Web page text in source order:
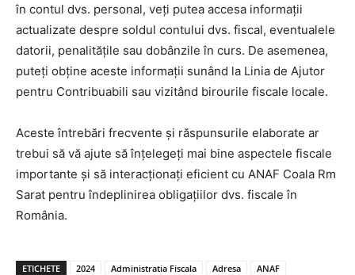
în contul dvs. personal, veți putea accesa informații
actualizate despre soldul contului dvs. fiscal, eventualele
datorii, penalitățile sau dobânzile în curs. De asemenea,
puteți obține aceste informații sunând la Linia de Ajutor
pentru Contribuabili sau vizitând birourile fiscale locale.
Aceste întrebări frecvente și răspunsurile elaborate ar
trebui să vă ajute să înțelegeți mai bine aspectele fiscale
importante și să interacționați eficient cu ANAF Coala Rm
Sarat pentru îndeplinirea obligațiilor dvs. fiscale în
România.
ETICHETE 2024 Administratia Fiscala Adresa
ANAF